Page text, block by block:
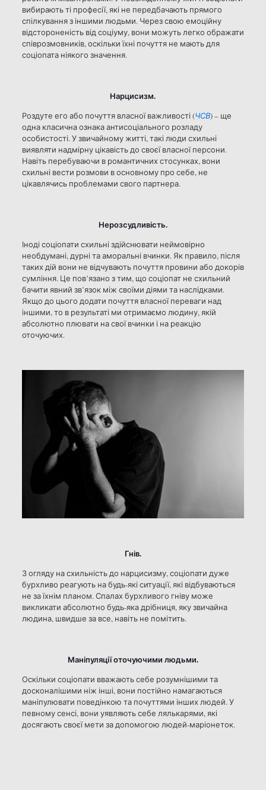
вибирають ті професії, які не передбачають прямого
спілкування з іншими людьми. Через свою емоційну
відстороненість від соціуму, вони можуть легко ображати
співрозмовників, оскільки їхні почуття не мають для
соціопата ніякого значення.
Нарцисизм.
Роздуте его або почуття власної важливості (ЧСВ) – ще
одна класична ознака антисоціального розладу
особистості. У звичайному житті, такі люди схильні
виявляти надмірну цікавість до своєї власної персони.
Навіть перебуваючи в романтичних стосунках, вони
схильні вести розмови в основному про себе, не
цікавлячись проблемами свого партнера.
Нерозсудливість.
Іноді соціопати схильні здійснювати неймовірно
необдумані, дурні та аморальні вчинки. Як правило, після
таких дій вони не відчувають почуття провини або докорів
сумління. Це пов’язано з тим, що соціопат не схильний
бачити явний зв’язок між своїми діями та наслідками.
Якщо до цього додати почуття власної переваги над
іншими, то в результаті ми отримаємо людину, якій
абсолютно плювати на свої вчинки і на реакцію
оточуючих.
Гнів.
З огляду на схильність до нарцисизму, соціопати дуже
бурхливо реагують на будь-які ситуації, які відбуваються
не за їхнім планом. Спалах бурхливого гніву може
викликати абсолютно будь-яка дрібниця, яку звичайна
людина, швидше за все, навіть не помітить.
Маніпуляції оточуючими людьми.
Оскільки соціопати вважають себе розумнішими та
досконалішими ніж інші, вони постійно намагаються
маніпулювати поведінкою та почуттями інших людей. У
певному сенсі, вони уявляють себе лялькарями, які
досягають своєї мети за допомогою людей-маріонеток.